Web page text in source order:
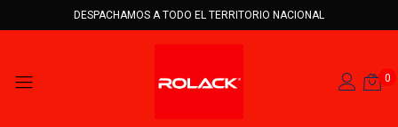
DESPACHAMOS A TODO EL TERRITORIO NACIONAL
0